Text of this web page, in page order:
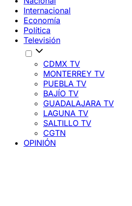
Internacional
Economía
Política
Televisión
CDMX TV
MONTERREY TV
PUEBLA TV
BAJÍO TV
GUADALAJARA TV
LAGUNA TV
SALTILLO TV
CGTN
OPINIÓN